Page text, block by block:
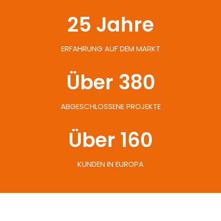
ERFAHRUNG AUF DEM MARKT
25 Jahre
ABGESCHLOSSENE PROJEKTE
Über 380
KUNDEN IN EUROPA
Über 160